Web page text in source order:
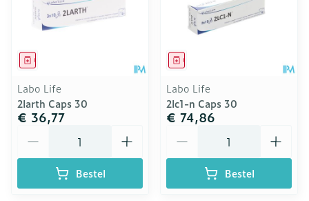
Geneesmiddel
Labo Life
2larth Caps 30
€ 36,77
Bestel
Geneesmiddel
Labo Life
2lc1-n Caps 30
€ 74,86
Bestel